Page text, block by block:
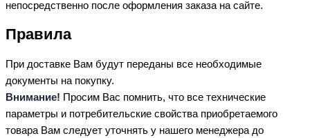
непосредственно после оформления заказа на сайте.
Правила
При доставке Вам будут переданы все необходимые
документы на покупку.
Внимание! Просим Вас помнить, что все технические
параметры и потребительские свойства приобретаемого
товара Вам следует уточнять у нашего менеджера до